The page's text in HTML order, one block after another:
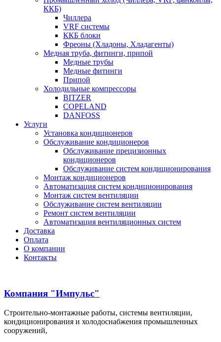
ККБ)
Чиллера
VRF системы
ККБ блоки
Фреоны (Хладоны, Хладагенты)
Медная труба, фитинги, припой
Медные трубы
Медные фитинги
Припой
Холодильные компрессоры
BITZER
COPELAND
DANFOSS
Услуги
Установка кондиционеров
Обслуживание кондиционеров
Обслуживание прецизионных
кондиционеров
Обслуживание систем кондиционирования
Монтаж кондиционеров
Автоматизация систем кондиционирования
Монтаж систем вентиляции
Обслуживание систем вентиляции
Ремонт систем вентиляции
Автоматизация вентиляционных систем
Доставка
Оплата
О компании
Контакты
Компания "Импульс"
Строительно-монтажные работы, системы вентиляции,
кондиционирования и холодоснабжения промышленных
сооружений,